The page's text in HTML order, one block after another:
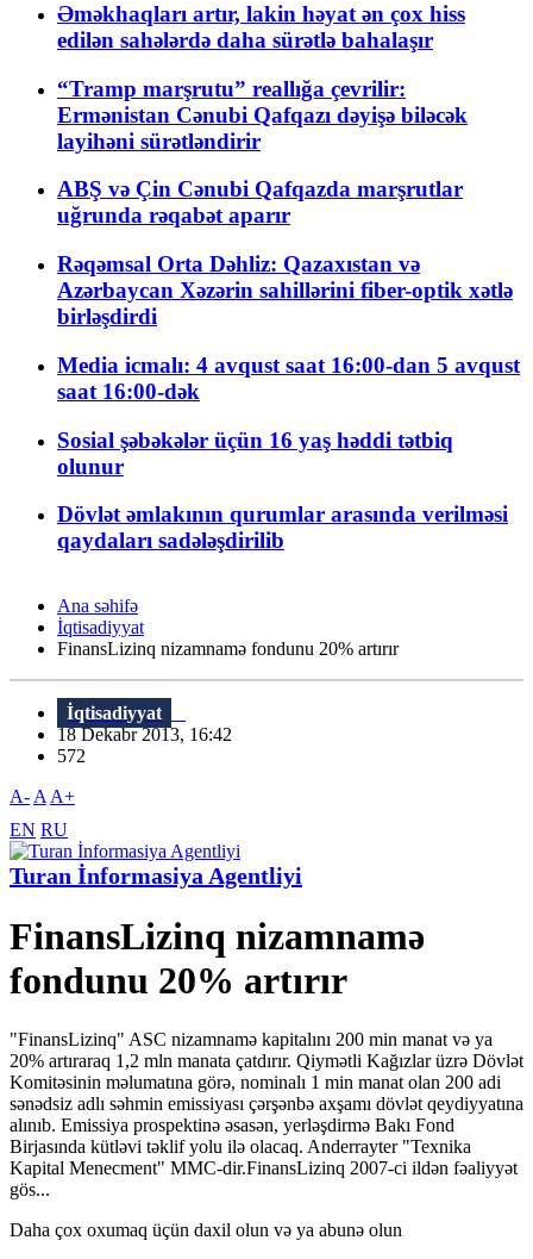
Əməkhaqları artır, lakin həyat ən çox hiss
edilən sahələrdə daha sürətlə bahalaşır
“Tramp marşrutu” reallığa çevrilir:
Ermənistan Cənubi Qafqazı dəyişə biləcək
layihəni sürətləndirir
ABŞ və Çin Cənubi Qafqazda marşrutlar
uğrunda rəqabət aparır
Rəqəmsal Orta Dəhliz: Qazaxıstan və
Azərbaycan Xəzərin sahillərini fiber-optik xətlə
birləşdirdi
Media icmalı: 4 avqust saat 16:00-dan 5 avqust
saat 16:00-dək
Sosial şəbəkələr üçün 16 yaş həddi tətbiq
olunur
Dövlət əmlakının qurumlar arasında verilməsi
qaydaları sadələşdirilib
Ana səhifə
İqtisadiyyat
FinansLizinq nizamnamə fondunu 20% artırır
İqtisadiyyat
18 Dekabr 2013, 16:42
572
A- A A+
EN RU
Turan İnformasiya Agentliyi
FinansLizinq nizamnamə
fondunu 20% artırır
"FinansLizinq" ASC nizamnamə kapitalını 200 min manat və ya
20% artıraraq 1,2 mln manata çatdırır. Qiymətli Kağızlar üzrə Dövlət
Komitəsinin məlumatına görə, nominalı 1 min manat olan 200 adi
sənədsiz adlı səhmin emissiyası çərşənbə axşamı dövlət qeydiyyatına
alınıb. Emissiya prospektinə əsasən, yerləşdirmə Bakı Fond
Birjasında kütləvi təklif yolu ilə olacaq. Anderrayter "Texnika
Kapital Menecment" MMC-dir.FinansLizinq 2007-ci ildən fəaliyyət
gös...
Daha çox oxumaq üçün daxil olun və ya abunə olun